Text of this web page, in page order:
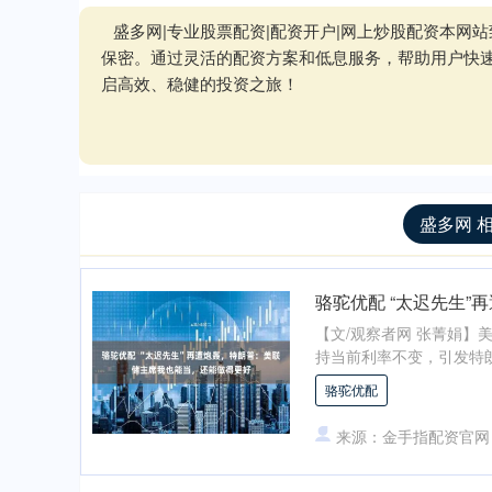
盛多网|专业股票配资|配资开户|网上炒股配资本网
保密。通过灵活的配资方案和低息服务，帮助用户
启高效、稳健的投资之旅！
盛多网
骆驼优配 “太迟先生”
【文/观察者网 张菁娟】
持当前利率不变，引发特
骆驼优配
来源：金手指配资官网